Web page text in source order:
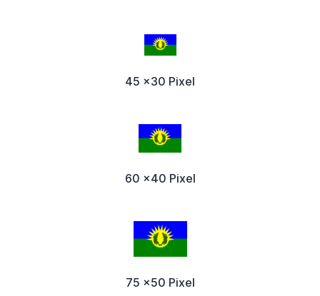
45 x30 Pixel
60 x40 Pixel
75 x50 Pixel